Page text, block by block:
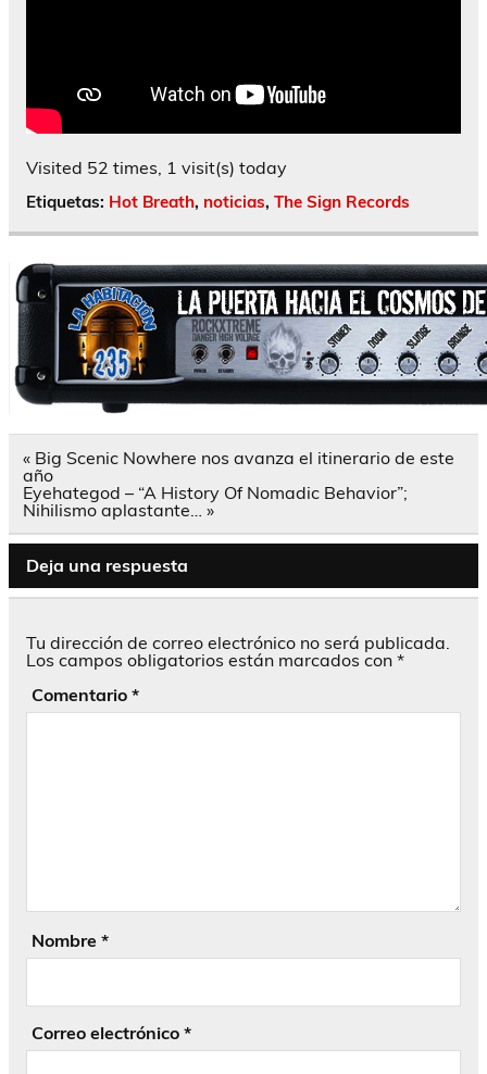
Visited 52 times, 1 visit(s) today
Etiquetas: Hot Breath, noticias, The Sign Records
Navegación
de
entradas
« Big Scenic Nowhere nos avanza el itinerario de este
año
Eyehategod – “A History Of Nomadic Behavior”;
Nihilismo aplastante… »
Deja una respuesta
Tu dirección de correo electrónico no será publicada.
Los campos obligatorios están marcados con *
Comentario *
Nombre *
Correo electrónico *